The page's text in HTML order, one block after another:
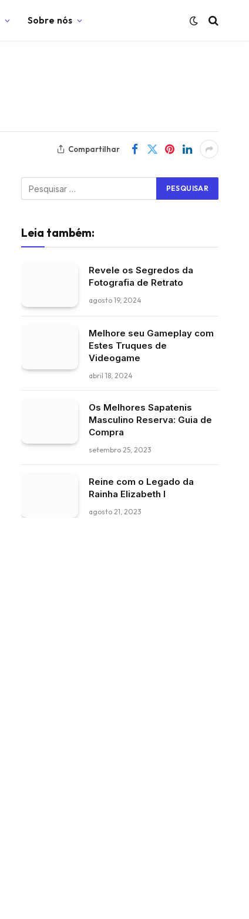
Sobre nós
Compartilhar
Leia também:
Revele os Segredos da
Fotografia de Retrato
agosto 19, 2024
Melhore seu Gameplay com
Estes Truques de
Videogame
abril 18, 2024
Os Melhores Sapatenis
Masculino Reserva: Guia de
Compra
setembro 25, 2023
Reine com o Legado da
Rainha Elizabeth I
agosto 21, 2023